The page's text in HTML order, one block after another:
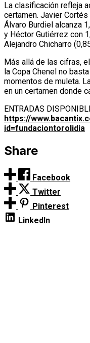
La clasificación refleja
certamen. Javier
Álvaro Burdiel alcanza
y Héctor Gutiérrez con
Alejandro Chicharro
Más allá de las cifras,
la Copa Chenel no
momentos de muleta.
en un certamen donde
ENTRADAS
https://
id=fundaciontorolidia
Share
Facebook
Twitter
Pinterest
LinkedIn